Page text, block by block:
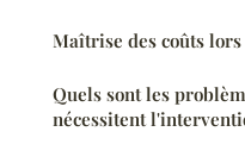
Maîtrise des coûts lors
Quels sont les
nécessitent